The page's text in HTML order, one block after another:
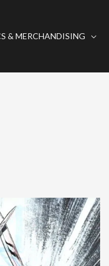
& MERCHANDISING